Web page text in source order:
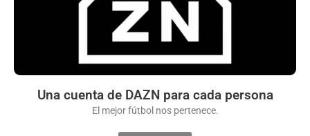
Una cuenta de DAZN para cada persona
El mejor fútbol nos pertenece.